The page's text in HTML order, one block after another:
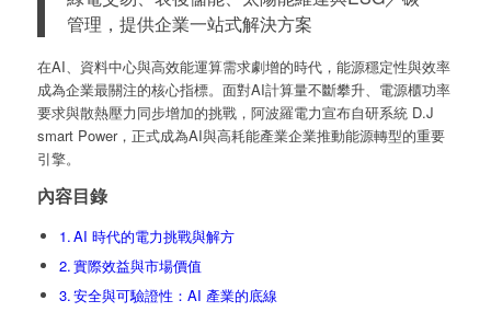
管理，提供企業一站式解決方案
在AI、資料中心與高效能運算需求劇增的時代，能源穩定性與效率
成為企業最關注的核心指標。面對AI計算量不斷攀升、電源櫃功率
要求與散熱壓力同步增加的挑戰，阿波羅電力宣布自研系統 D.J
smart Power，正式成為AI與高耗能產業企業推動能源轉型的重要
引擎。
內容目錄
AI 時代的電力挑戰與解方
實際效益與市場價值
安全與可驗證性：AI 產業的底線